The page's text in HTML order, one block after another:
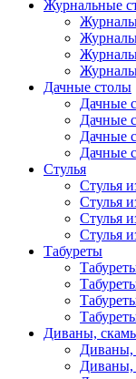
Журнальные
Дачные столы
Дачные
Дачные
Дачные
Дачные
Стулья
Стулья
Стулья
Стулья
Стулья
Табуреты
Диваны,
Диваны,
Диваны,